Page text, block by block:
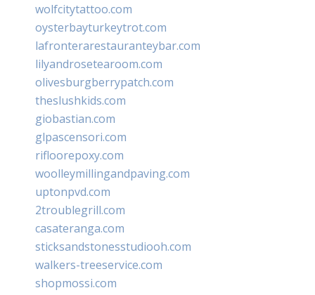
wolfcitytattoo.com
oysterbayturkeytrot.com
lafronterarestauranteybar.com
lilyandrosetearoom.com
olivesburgberrypatch.com
theslushkids.com
giobastian.com
glpascensori.com
rifloorepoxy.com
woolleymillingandpaving.com
uptonpvd.com
2troublegrill.com
casateranga.com
sticksandstonesstudiooh.com
walkers-treeservice.com
shopmossi.com